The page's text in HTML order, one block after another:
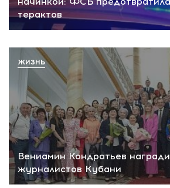
терактов
Вениамин Кондратьев
журналистов Кубани
ЖИЗНЬ